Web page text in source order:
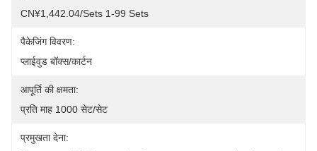
CN¥1,442.04/sets 1-99 Sets
पैकेजिंग विवरण:
प्लाईवुड बॉक्स/कार्टन
आपूर्ति की क्षमता:
प्रति माह 1000 सेट/सेट
प्रमुखता देना: